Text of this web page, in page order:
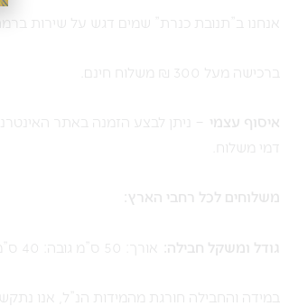
אנחנו ב”תנובת כנרת” שמים דגש על שירות
ברכישה מעל 300 ₪ משלוח חינם.
איסוף עצמי – ניתן לבצע הזמנה באתר
דמי משלוח.
משלוחים לכל רחבי הארץ:
גודל ומשקל חבילה: אורך: 50 ס”מ גובה: 40 ס”מ, רוחב: 40 ס”מ. במשקל עד 10 ק”ג.
במידה והחבילה חורגת מהמידות הנ”ל, אנו